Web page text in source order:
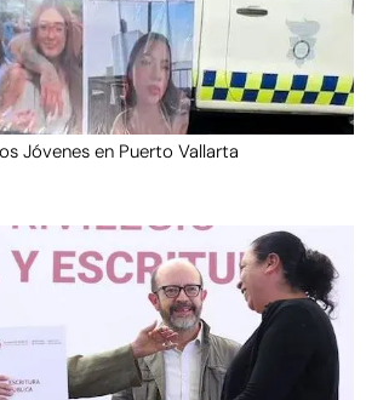
Jóvenes en Puerto Vallarta